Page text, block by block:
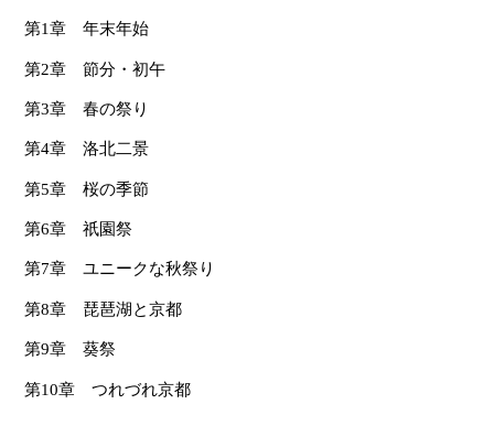
第1章 年末年始
第2章 節分・初午
第3章 春の祭り
第4章 洛北二景
第5章 桜の季節
第6章 祇園祭
第7章 ユニークな秋祭り
第8章 琵琶湖と京都
第9章 葵祭
第10章 つれづれ京都